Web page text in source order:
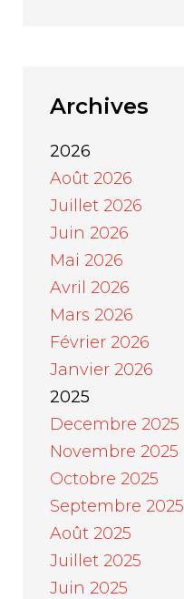
Archives
2026
Août 2026
Juillet 2026
Juin 2026
Mai 2026
Avril 2026
Mars 2026
Février 2026
Janvier 2026
2025
Decembre 2025
Novembre 2025
Octobre 2025
Septembre 2025
Août 2025
Juillet 2025
Juin 2025